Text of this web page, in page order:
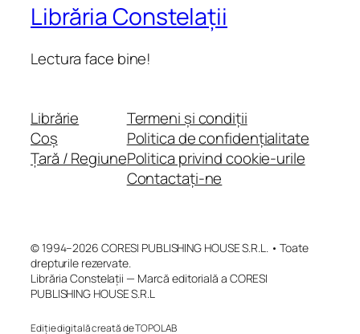
Librăria Constelații
Lectura face bine!
Librărie
Coș
Țară / Regiune
Termeni și condiții
Politica de confidențialitate
Politica privind cookie-urile
Contactați-ne
© 1994–2026 CORESI PUBLISHING HOUSE S.R.L. • Toate
drepturile rezervate.
Librăria Constelații — Marcă editorială a CORESI
PUBLISHING HOUSE S.R.L
Ediție digitală creată de TOPOLAB